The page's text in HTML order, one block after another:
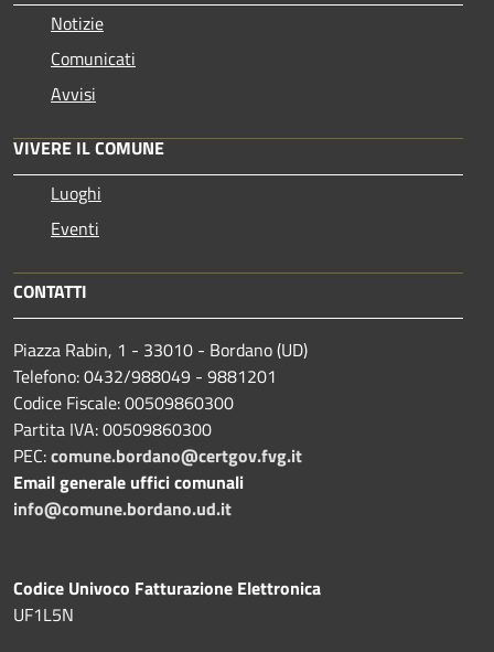
Notizie
Comunicati
Avvisi
VIVERE IL COMUNE
Luoghi
Eventi
CONTATTI
Piazza Rabin, 1 - 33010 - Bordano (UD)
Telefono: 0432/988049 - 9881201
Codice Fiscale: 00509860300
Partita IVA: 00509860300
PEC:comune.bordano@certgov.fvg.it
Email generale uffici comunali
info@comune.bordano.ud.it
Codice Univoco Fatturazione Elettronica
UF1L5N